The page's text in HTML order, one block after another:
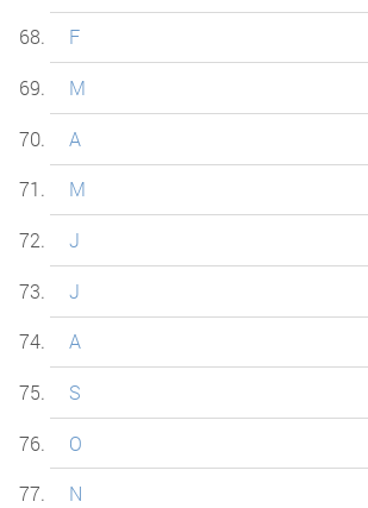
F
M
A
M
J
J
A
S
O
N